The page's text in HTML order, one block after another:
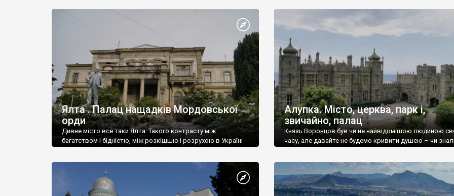
Ялта . Палац нащадків Мордовської
орди
Дивне місто все таки Ялта. Такого контрасту між
багатством і бідністю, між розкішшю і розрухою в Україні
Алупка. Місто, церква, парк і,
звичайно, палац
Князь Воронцов був чи не найвідомішою людиною
часу, але давайте не будемо кривити душею – чи